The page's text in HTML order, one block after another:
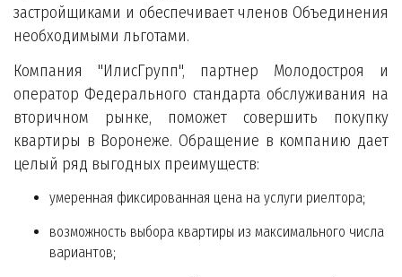
застройщиками и обеспечивает членов Объединения
необходимыми льготами.
Компания "ИлисГрупп", партнер Молодостроя и
оператор Федерального стандарта обслуживания на
вторичном рынке, поможет совершить покупку
квартиры в Воронеже. Обращение в компанию дает
целый ряд выгодных преимуществ:
умеренная фиксированная цена на услуги риелтора;
возможность выбора квартиры из максимального числа
вариантов;